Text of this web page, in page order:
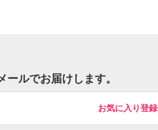
ルでお届けします。
お気に入り登録